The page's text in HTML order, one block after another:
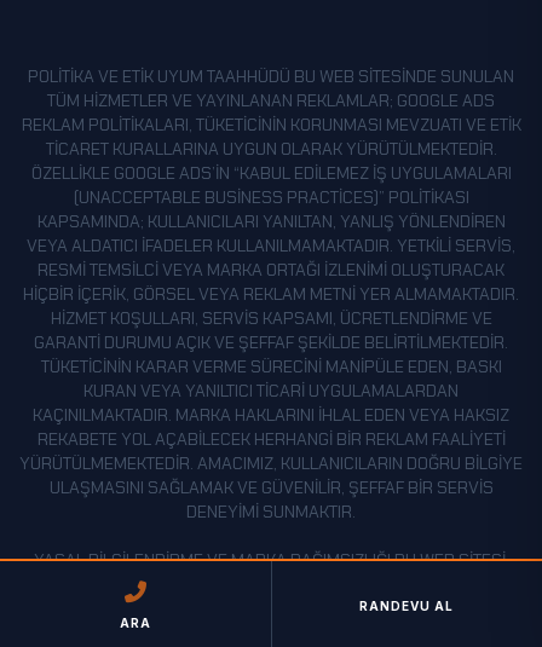
POLITIKA VE ETIK UYUM TAAHHÜDÜ BU WEB SITESINDE SUNULAN
TÜM HIZMETLER VE YAYINLANAN REKLAMLAR; GOOGLE ADS
REKLAM POLITIKALARI, TÜKETICININ KORUNMASI MEVZUATI VE ETIK
TICARET KURALLARINA UYGUN OLARAK YÜRÜTÜLMEKTEDIR.
ÖZELLIKLE GOOGLE ADS’IN “KABUL EDILEMEZ İŞ UYGULAMALARI
(UNACCEPTABLE BUSINESS PRACTICES)” POLITIKASI
KAPSAMINDA; KULLANICILARI YANILTAN, YANLIŞ YÖNLENDIREN
VEYA ALDATICI IFADELER KULLANILMAMAKTADIR. YETKILI SERVIS,
RESMI TEMSILCI VEYA MARKA ORTAĞI IZLENIMI OLUŞTURACAK
HIÇBIR IÇERIK, GÖRSEL VEYA REKLAM METNI YER ALMAMAKTADIR.
HIZMET KOŞULLARI, SERVIS KAPSAMI, ÜCRETLENDIRME VE
GARANTI DURUMU AÇIK VE ŞEFFAF ŞEKILDE BELIRTILMEKTEDIR.
TÜKETICININ KARAR VERME SÜRECINI MANIPÜLE EDEN, BASKI
KURAN VEYA YANILTICI TICARI UYGULAMALARDAN
KAÇINILMAKTADIR. MARKA HAKLARINI IHLAL EDEN VEYA HAKSIZ
REKABETE YOL AÇABILECEK HERHANGI BIR REKLAM FAALIYETI
YÜRÜTÜLMEMEKTEDIR. AMACIMIZ, KULLANICILARIN DOĞRU BILGIYE
ULAŞMASINI SAĞLAMAK VE GÜVENILIR, ŞEFFAF BIR SERVIS
DENEYIMI SUNMAKTIR.
YASAL BILGILENDIRME VE MARKA BAĞIMSIZLIĞI BU WEB SITESI,
BAĞIMSIZ BIR ÖZEL TEKNIK SERVIS TARAFINDAN IŞLETILMEKTEDIR.
SUNULAN HIZMETLER, ILGILI MARKALARIN YETKILI SERVIS
HIZMETLERI DEĞILDIR. WEB SITEMIZDE ADI GEÇEN MARKA, LOGO VE
ARA
RANDEVU AL